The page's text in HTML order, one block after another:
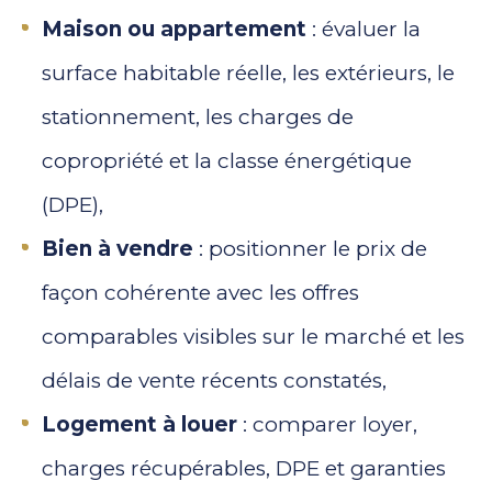
Maison ou appartement : évaluer la
surface habitable réelle, les extérieurs, le
stationnement, les charges de
copropriété et la classe énergétique
(DPE),
Bien à vendre : positionner le prix de
façon cohérente avec les offres
comparables visibles sur le marché et les
délais de vente récents constatés,
Logement à louer : comparer loyer,
charges récupérables, DPE et garanties